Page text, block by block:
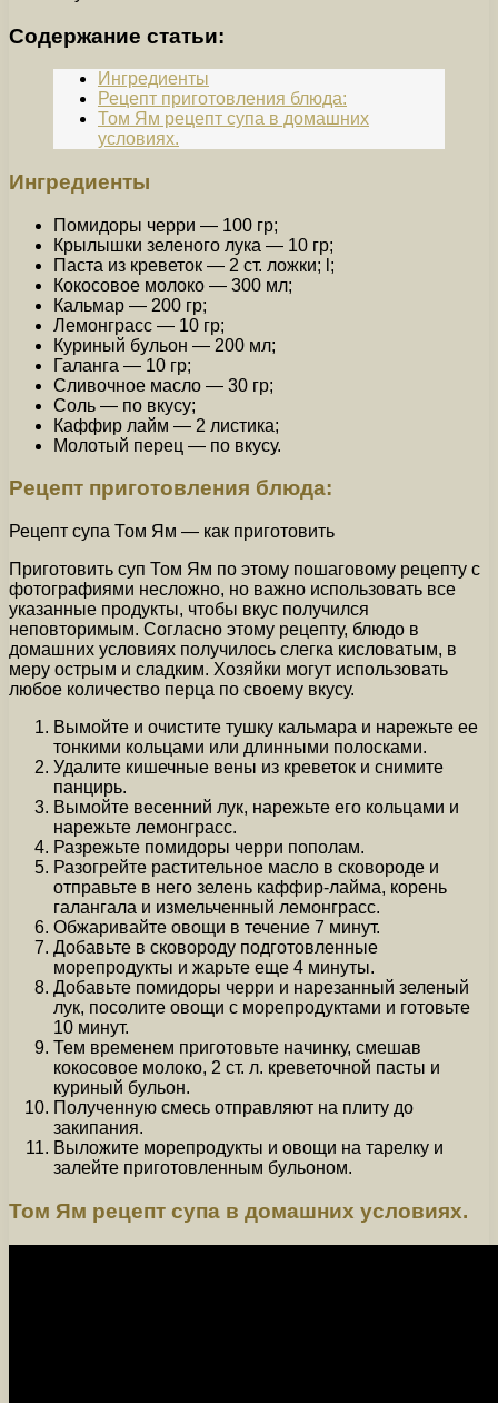
Содержание статьи:
Ингредиенты
Рецепт приготовления блюда:
Том Ям рецепт супа в домашних
условиях.
Ингредиенты
Помидоры черри — 100 гр;
Крылышки зеленого лука — 10 гр;
Паста из креветок — 2 ст. ложки; l;
Кокосовое молоко — 300 мл;
Кальмар — 200 гр;
Лемонграсс — 10 гр;
Куриный бульон — 200 мл;
Галанга — 10 гр;
Сливочное масло — 30 гр;
Соль — по вкусу;
Каффир лайм — 2 листика;
Молотый перец — по вкусу.
Рецепт приготовления блюда:
Рецепт супа Том Ям — как приготовить
Приготовить суп Том Ям по этому пошаговому рецепту с
фотографиями несложно, но важно использовать все
указанные продукты, чтобы вкус получился
неповторимым. Согласно этому рецепту, блюдо в
домашних условиях получилось слегка кисловатым, в
меру острым и сладким. Хозяйки могут использовать
любое количество перца по своему вкусу.
Вымойте и очистите тушку кальмара и нарежьте ее
тонкими кольцами или длинными полосками.
Удалите кишечные вены из креветок и снимите
панцирь.
Вымойте весенний лук, нарежьте его кольцами и
нарежьте лемонграсс.
Разрежьте помидоры черри пополам.
Разогрейте растительное масло в сковороде и
отправьте в него зелень каффир-лайма, корень
галангала и измельченный лемонграсс.
Обжаривайте овощи в течение 7 минут.
Добавьте в сковороду подготовленные
морепродукты и жарьте еще 4 минуты.
Добавьте помидоры черри и нарезанный зеленый
лук, посолите овощи с морепродуктами и готовьте
10 минут.
Тем временем приготовьте начинку, смешав
кокосовое молоко, 2 ст. л. креветочной пасты и
куриный бульон.
Полученную смесь отправляют на плиту до
закипания.
Выложите морепродукты и овощи на тарелку и
залейте приготовленным бульоном.
Том Ям рецепт супа в домашних условиях.